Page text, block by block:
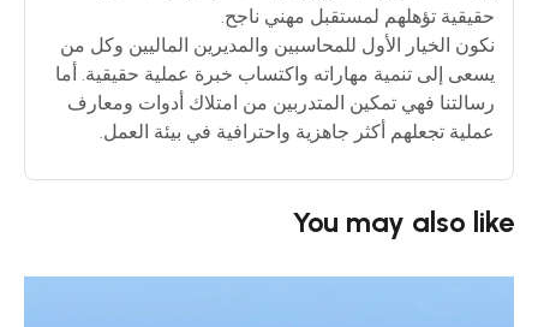
حقيقية تؤهلهم لمستقبل مهني ناجح.
نكون الخيار الأول للمحاسبين والمديرين الماليين وكل من
يسعى إلى تنمية مهاراته واكتساب خبرة عملية حقيقية. أما
رسالتنا فهي تمكين المتدربين من امتلاك أدوات ومعارف
عملية تجعلهم أكثر جاهزية واحترافية في بيئة العمل.
You may also like